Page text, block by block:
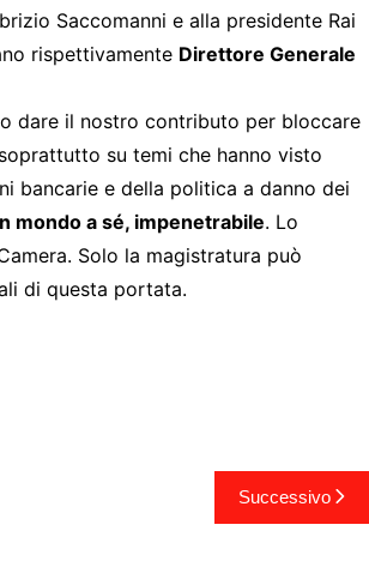
Saccomanni e alla presidente Rai
rispettivamente Direttore Generale
dare il nostro contributo per bloccare
soprattutto su temi che hanno visto
bancarie e della politica a danno dei
mondo a sé, impenetrabile. Lo
Solo la magistratura può
di questa portata.
Successivo